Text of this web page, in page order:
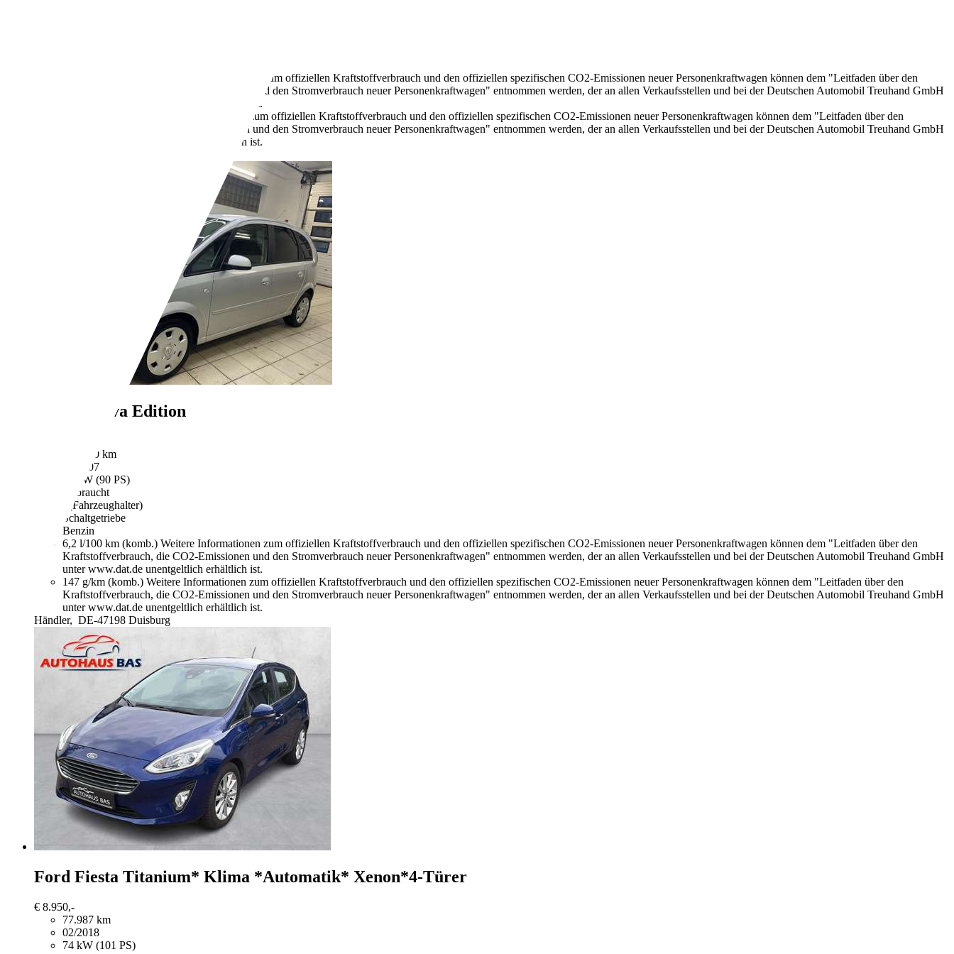
Weitere Informationen zum offiziellen Kraftstoffverbrauch und den offiziellen spezifischen CO2-Emissionen neuer Personenkraftwagen können dem "Leitfaden über den
Kraftstoffverbrauch, die CO2-Emissionen und den Stromverbrauch neuer Personenkraftwagen" entnommen werden, der an allen Verkaufsstellen und bei der Deutschen Automobil Treuhand GmbH
unter www.dat.de unentgeltlich erhältlich ist.
Weitere Informationen zum offiziellen Kraftstoffverbrauch und den offiziellen spezifischen CO2-Emissionen neuer Personenkraftwagen können dem "Leitfaden über den
Kraftstoffverbrauch, die CO2-Emissionen und den Stromverbrauch neuer Personenkraftwagen" entnommen werden, der an allen Verkaufsstellen und bei der Deutschen Automobil Treuhand GmbH
unter www.dat.de unentgeltlich erhältlich ist.
Opel Meriva Edition
146.800 km
01/2007
66 kW (90 PS)
Gebraucht
- (Fahrzeughalter)
Schaltgetriebe
Benzin
6,2 l/100 km (komb.) Weitere Informationen zum offiziellen Kraftstoffverbrauch und den offiziellen spezifischen CO2-Emissionen neuer Personenkraftwagen können dem "Leitfaden über den
Kraftstoffverbrauch, die CO2-Emissionen und den Stromverbrauch neuer Personenkraftwagen" entnommen werden, der an allen Verkaufsstellen und bei der Deutschen Automobil Treuhand GmbH
unter www.dat.de unentgeltlich erhältlich ist.
147 g/km (komb.) Weitere Informationen zum offiziellen Kraftstoffverbrauch und den offiziellen spezifischen CO2-Emissionen neuer Personenkraftwagen können dem "Leitfaden über den
Kraftstoffverbrauch, die CO2-Emissionen und den Stromverbrauch neuer Personenkraftwagen" entnommen werden, der an allen Verkaufsstellen und bei der Deutschen Automobil Treuhand GmbH
unter www.dat.de unentgeltlich erhältlich ist.
Händler, DE-47198 Duisburg
Ford Fiesta Titanium* Klima *Automatik* Xenon*4-Türer
€ 8.950,-
77.987 km
02/2018
74 kW (101 PS)